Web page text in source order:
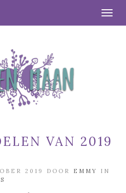
VAN 2019
2019 DOOR EMMY
IN